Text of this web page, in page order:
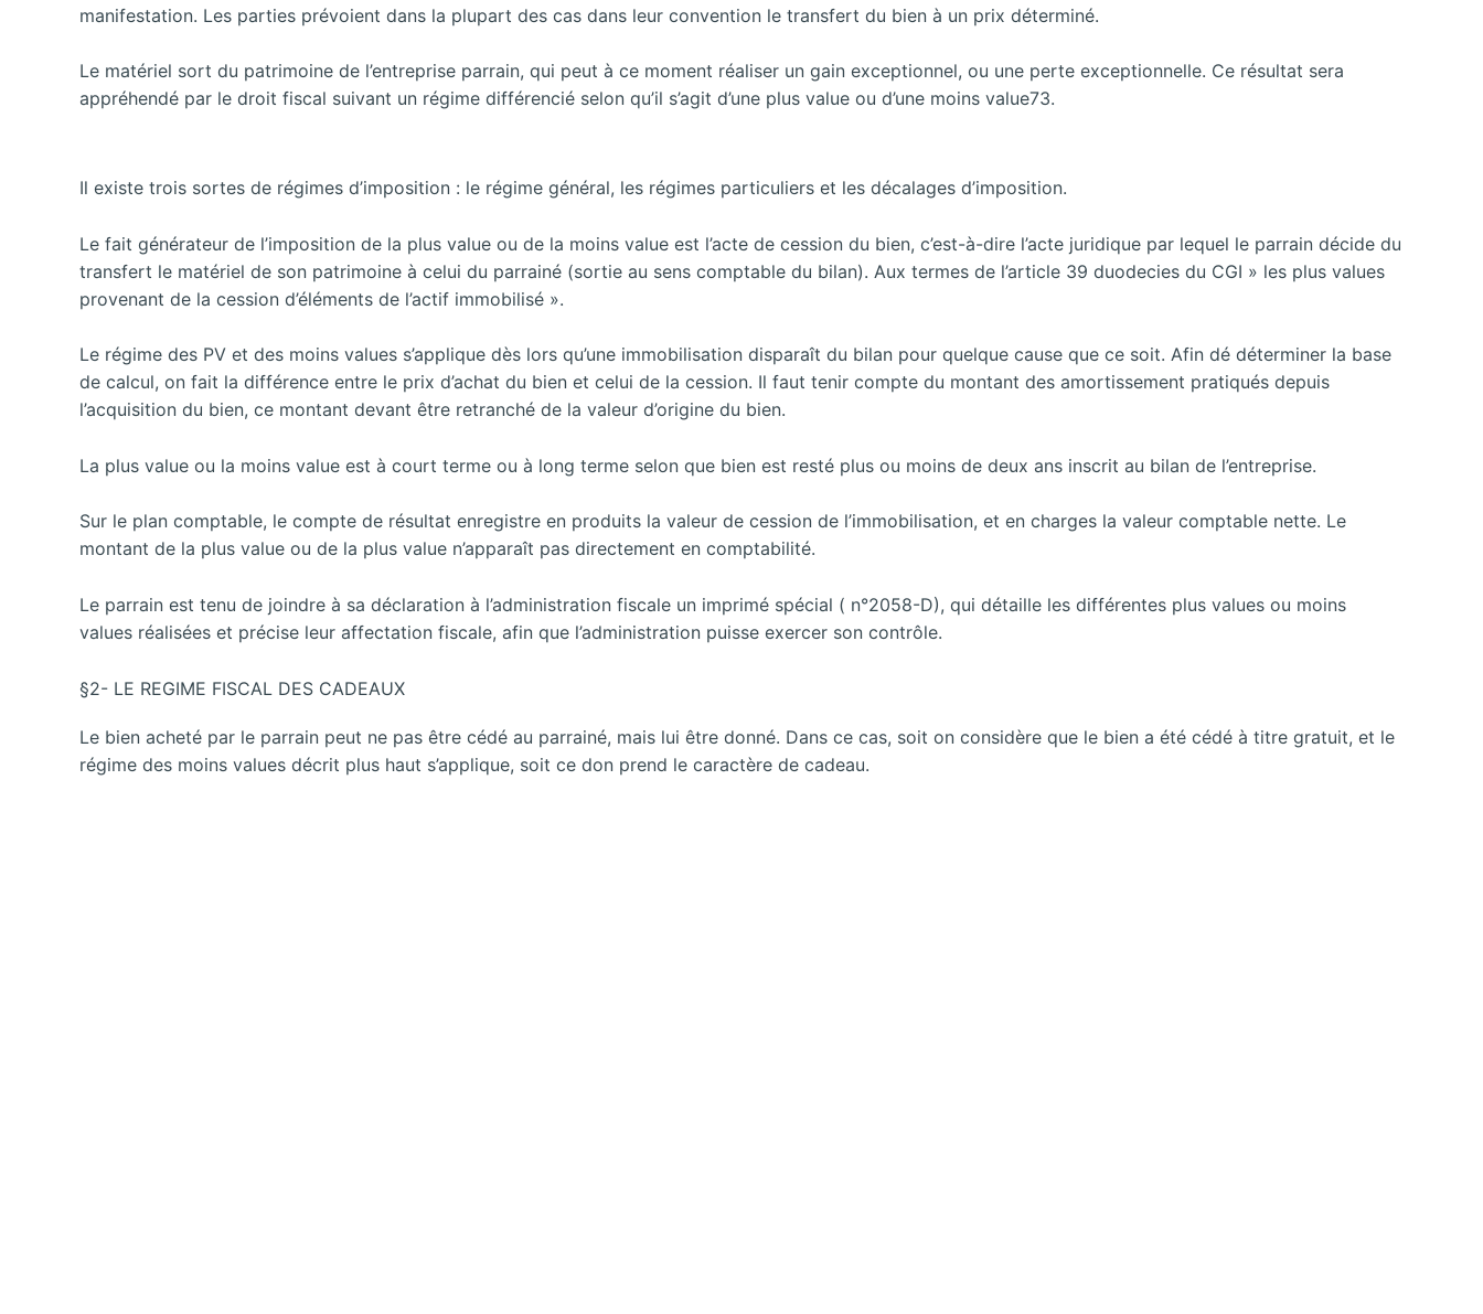
manifestation. Les parties prévoient dans la plupart des cas dans leur convention le transfert du bien à un prix déterminé.
Le matériel sort du patrimoine de l’entreprise parrain, qui peut à ce moment réaliser un gain exceptionnel, ou une perte exceptionnelle. Ce résultat sera
appréhendé par le droit fiscal suivant un régime différencié selon qu’il s’agit d’une plus value ou d’une moins value73.
Il existe trois sortes de régimes d’imposition : le régime général, les régimes particuliers et les décalages d’imposition.
Le fait générateur de l’imposition de la plus value ou de la moins value est l’acte de cession du bien, c’est-à-dire l’acte juridique par lequel le parrain décide du
transfert le matériel de son patrimoine à celui du parrainé (sortie au sens comptable du bilan). Aux termes de l’article 39 duodecies du CGI » les plus values
provenant de la cession d’éléments de l’actif immobilisé ».
Le régime des PV et des moins values s’applique dès lors qu’une immobilisation disparaît du bilan pour quelque cause que ce soit. Afin dé déterminer la base
de calcul, on fait la différence entre le prix d’achat du bien et celui de la cession. Il faut tenir compte du montant des amortissement pratiqués depuis
l’acquisition du bien, ce montant devant être retranché de la valeur d’origine du bien.
La plus value ou la moins value est à court terme ou à long terme selon que bien est resté plus ou moins de deux ans inscrit au bilan de l’entreprise.
Sur le plan comptable, le compte de résultat enregistre en produits la valeur de cession de l’immobilisation, et en charges la valeur comptable nette. Le
montant de la plus value ou de la plus value n’apparaît pas directement en comptabilité.
Le parrain est tenu de joindre à sa déclaration à l’administration fiscale un imprimé spécial ( n°2058-D), qui détaille les différentes plus values ou moins
values réalisées et précise leur affectation fiscale, afin que l’administration puisse exercer son contrôle.
§2- LE REGIME FISCAL DES CADEAUX
Le bien acheté par le parrain peut ne pas être cédé au parrainé, mais lui être donné. Dans ce cas, soit on considère que le bien a été cédé à titre gratuit, et le
régime des moins values décrit plus haut s’applique, soit ce don prend le caractère de cadeau.